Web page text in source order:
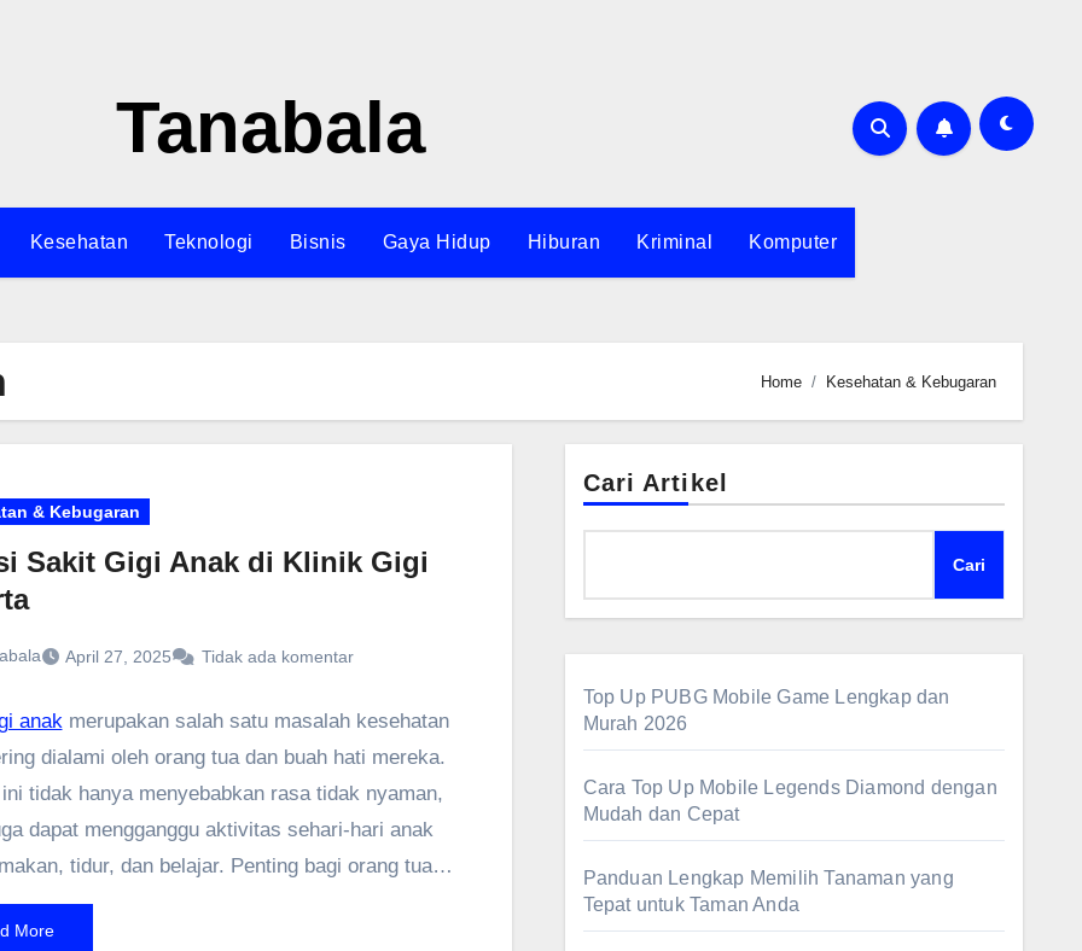
Tanabala
Kesehatan Teknologi Bisnis Gaya Hidup Hiburan Kriminal Komputer
Home Kesehatan & Kebugaran
& Kebugaran
Sakit Gigi Anak di Klinik Gigi
April 27, 2025 Tidak ada komentar
anak merupakan salah satu masalah kesehatan
dialami oleh orang tua dan buah hati mereka.
tidak hanya menyebabkan rasa tidak nyaman,
dapat mengganggu aktivitas sehari-hari anak
tidur, dan belajar. Penting bagi orang tua
penyebab sakit gigi pada anak serta
agar masalah ini tidak berlanjut
More
Cari Artikel
Cari
Top Up PUBG Mobile Game Lengkap dan
Murah 2026
Cara Top Up Mobile Legends Diamond dengan
Mudah dan Cepat
Panduan Lengkap Memilih Tanaman yang
Tepat untuk Taman Anda